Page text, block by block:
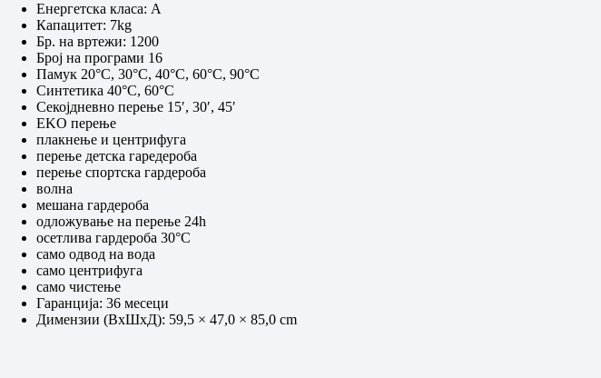
Енергетска класа: A
Капацитет: 7kg
Бр. на вртежи: 1200
Број на програми 16
Памук 20°C, 30°C, 40°C, 60°C, 90°C
Синтетика 40°C, 60°C
Секојдневно перење 15′, 30′, 45′
EKO перење
плакнење и центрифуга
перење детска гаредероба
перење спортска гардероба
волна
мешана гардероба
одложување на перење 24h
осетлива гардероба 30°C
само одвод на вода
само центрифуга
само чистење
Гаранција: 36 месеци
Димензии (ВxШxД): 59,5 × 47,0 × 85,0 cm